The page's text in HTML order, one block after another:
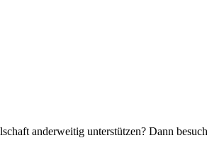
anderweitig unterstützen? Dann